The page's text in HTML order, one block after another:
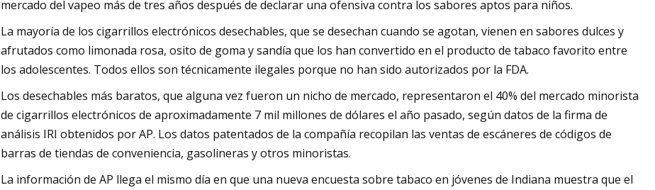
mercado del vapeo más de tres años después de declarar una ofensiva contra los sabores aptos para niños.
La mayoría de los cigarrillos electrónicos desechables, que se desechan cuando se agotan, vienen en sabores dulces y
afrutados como limonada rosa, osito de goma y sandía que los han convertido en el producto de tabaco favorito entre
los adolescentes. Todos ellos son técnicamente ilegales porque no han sido autorizados por la FDA.
Los desechables más baratos, que alguna vez fueron un nicho de mercado, representaron el 40% del mercado minorista
de cigarrillos electrónicos de aproximadamente 7 mil millones de dólares el año pasado, según datos de la firma de
análisis IRI obtenidos por AP. Los datos patentados de la compañía recopilan las ventas de escáneres de códigos de
barras de tiendas de conveniencia, gasolineras y otros minoristas.
La información de AP llega el mismo día en que una nueva encuesta sobre tabaco en jóvenes de Indiana muestra que el